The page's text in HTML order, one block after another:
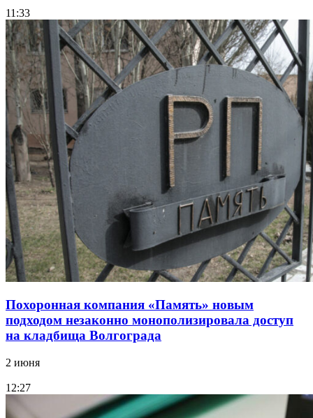
11:33
Похоронная компания «Память» новым
подходом незаконно монополизировала доступ
на кладбища Волгограда
2 июня
12:27